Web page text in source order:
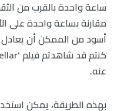
ساعة واحدة بالقرب من
مقارنة بساعة واحدة على
عنه.
بهذه الطريقة، يمكن